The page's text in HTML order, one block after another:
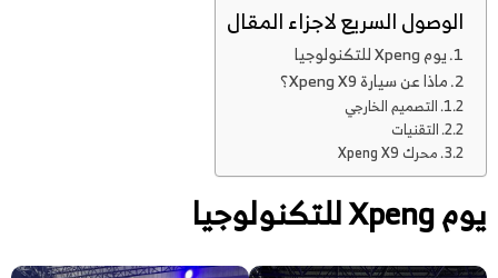
الوصول السريع لاجزاء المقال
يوم Xpeng للتكنولوجيا
ماذا عن سيارة Xpeng X9؟
التصميم الخارجي
التقنيات
محرك Xpeng X9
يوم Xpeng للتكنولوجيا